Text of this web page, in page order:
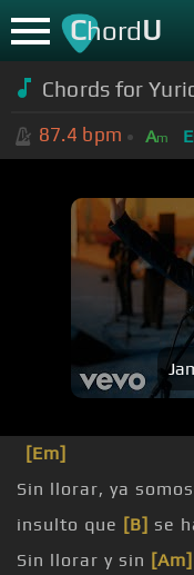
ChordU
Chords for
87.4 bpm Am E
[Em]
Sin llorar, ya somos
insulto que [B] se
Sin llorar y sin [Am]